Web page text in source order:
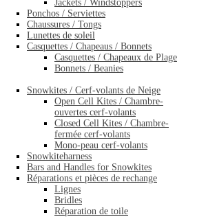
Jackets / Windstoppers
Ponchos / Serviettes
Chaussures / Tongs
Lunettes de soleil
Casquettes / Chapeaus / Bonnets
Casquettes / Chapeaux de Plage
Bonnets / Beanies
Snowkites / Cerf-volants de Neige
Open Cell Kites / Chambre-
ouvertes cerf-volants
Closed Cell Kites / Chambre-
fermée cerf-volants
Mono-peau cerf-volants
Snowkiteharness
Bars and Handles for Snowkites
Réparations et pièces de rechange
Lignes
Bridles
Réparation de toile